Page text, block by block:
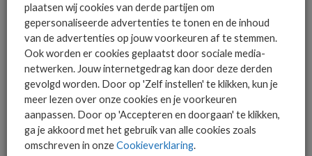
we innovatie naar de gebruiker brengen zonder dat ze iets
hoeven te veranderen aan hun bestaande omgeving.”Opvallend
is dat Dstny zelf geen eigen large language model (LLM)
bouwt. De Wever: “Iedere ochtend is er wel een nieuwe AI-
hype. Het heeft geen zin om daarin te investeren als je niet
weet wie de winnaars worden. Wat wél zin heeft, is zorgen dat
je platform klaar is om met iedereen te integreren.” Volgens
hem zit de kracht van Dstny dan ook niet in het bouwen van AI,
plaatsen wij cookies van derde partijen om
gepersonaliseerde advertenties te tonen en de inhoud
van de advertenties op jouw voorkeuren af te stemmen.
Ook worden er cookies geplaatst door sociale media-
netwerken. Jouw internetgedrag kan door deze derden
gevolgd worden. Door op 'Zelf instellen' te klikken, kun je
meer lezen over onze cookies en je voorkeuren
aanpassen. Door op 'Accepteren en doorgaan' te klikken,
ga je akkoord met het gebruik van alle cookies zoals
omschreven in onzeCookieverklaring.